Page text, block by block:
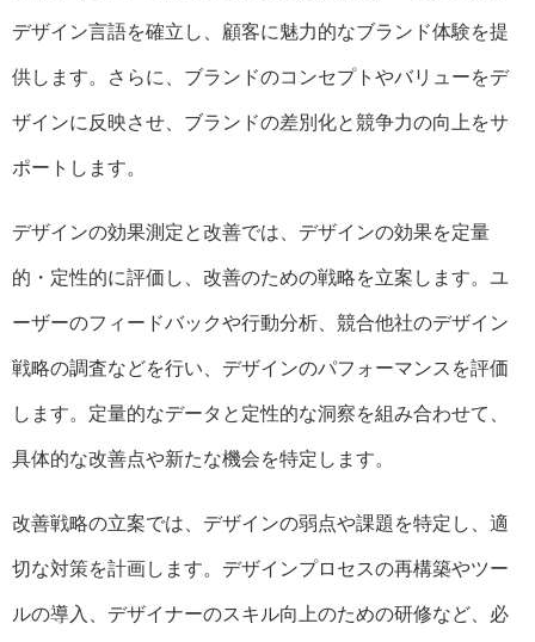
デザイン言語を確立し、顧客に魅力的なブランド体験を提
供します。さらに、ブランドのコンセプトやバリューをデ
ザインに反映させ、ブランドの差別化と競争力の向上をサ
ポートします。
デザインの効果測定と改善では、デザインの効果を定量
的・定性的に評価し、改善のための戦略を立案します。ユ
ーザーのフィードバックや行動分析、競合他社のデザイン
戦略の調査などを行い、デザインのパフォーマンスを評価
します。定量的なデータと定性的な洞察を組み合わせて、
具体的な改善点や新たな機会を特定します。
改善戦略の立案では、デザインの弱点や課題を特定し、適
切な対策を計画します。デザインプロセスの再構築やツー
ルの導入、デザイナーのスキル向上のための研修など、必